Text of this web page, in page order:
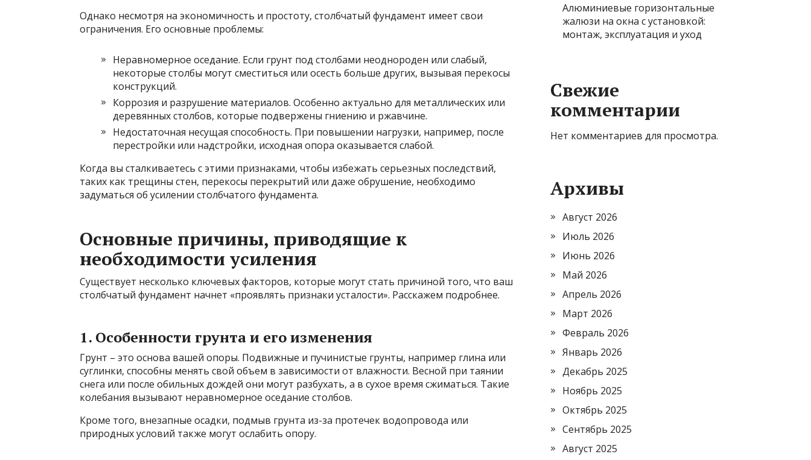
Однако несмотря на экономичность и простоту, столбчатый фундамент имеет свои
ограничения. Его основные проблемы:
Неравномерное оседание. Если грунт под столбами неоднороден или слабый,
некоторые столбы могут сместиться или осесть больше других, вызывая перекосы
конструкций.
Коррозия и разрушение материалов. Особенно актуально для металлических или
деревянных столбов, которые подвержены гниению и ржавчине.
Недостаточная несущая способность. При повышении нагрузки, например, после
перестройки или надстройки, исходная опора оказывается слабой.
Когда вы сталкиваетесь с этими признаками, чтобы избежать серьезных последствий,
таких как трещины стен, перекосы перекрытий или даже обрушение, необходимо
задуматься об усилении столбчатого фундамента.
Основные причины, приводящие к
необходимости усиления
Существует несколько ключевых факторов, которые могут стать причиной того, что ваш
столбчатый фундамент начнет «проявлять признаки усталости». Расскажем подробнее.
1. Особенности грунта и его изменения
Грунт – это основа вашей опоры. Подвижные и пучинистые грунты, например глина или
суглинки, способны менять свой объем в зависимости от влажности. Весной при таянии
снега или после обильных дождей они могут разбухать, а в сухое время сжиматься. Такие
колебания вызывают неравномерное оседание столбов.
Кроме того, внезапные осадки, подмыв грунта из-за протечек водопровода или
природных условий также могут ослабить опору.
Алюминиевые горизонтальные
жалюзи на окна с установкой:
монтаж, эксплуатация и уход
Свежие
комментарии
Нет комментариев для просмотра.
Архивы
Август 2026
Июль 2026
Июнь 2026
Май 2026
Апрель 2026
Март 2026
Февраль 2026
Январь 2026
Декабрь 2025
Ноябрь 2025
Октябрь 2025
Сентябрь 2025
Август 2025